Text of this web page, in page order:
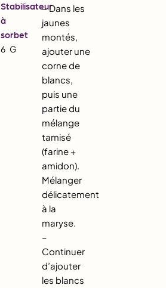
Stabilisateur
à
sorbet
6 G
– Dans les
jaunes
montés,
ajouter une
corne de
blancs,
puis une
partie du
mélange
tamisé
(farine +
amidon).
Mélanger
délicatement
à la
maryse.
–
Continuer
d’ajouter
les blancs